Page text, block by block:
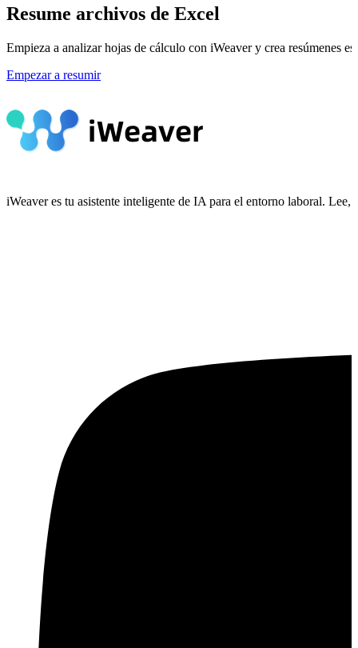
Resume archivos de Excel
Empieza a analizar hojas de cálculo con iWeaver y crea resúmenes
Empezar a resumir
iWeaver es tu asistente inteligente de IA para el entorno laboral.